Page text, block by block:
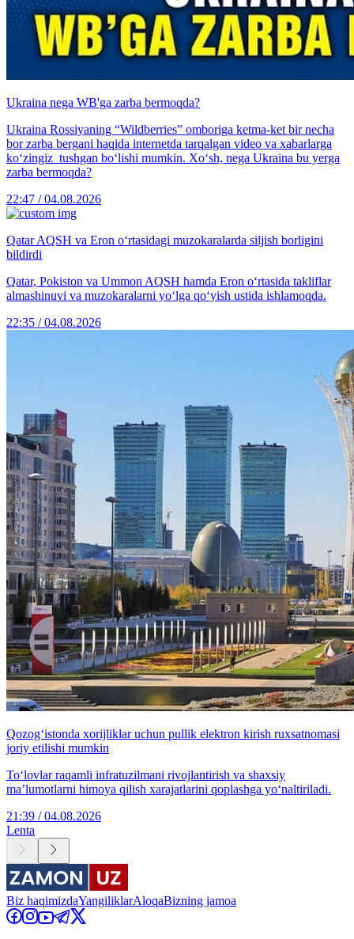
Ukraina nega WB'ga zarba bermoqda?
Ukraina Rossiyaning “Wildberries” omboriga ketma-ket bir necha
bor zarba bergani haqida internetda tarqalgan video va xabarlarga
ko‘zingiz tushgan bo‘lishi mumkin. Xo‘sh, nega Ukraina bu yerga
zarba bermoqda?
22:47 / 04.08.2026
Qatar AQSH va Eron o‘rtasidagi muzokaralarda siljish borligini
bildirdi
Qatar, Pokiston va Ummon AQSH hamda Eron o‘rtasida takliflar
almashinuvi va muzokaralarni yo‘lga qo‘yish ustida ishlamoqda.
22:35 / 04.08.2026
Qozog‘istonda xorijliklar uchun pullik elektron kirish ruxsatnomasi
joriy etilishi mumkin
To‘lovlar raqamli infratuzilmani rivojlantirish va shaxsiy
ma’lumotlarni himoya qilish xarajatlarini qoplashga yo‘naltiriladi.
21:39 / 04.08.2026
Lenta
Biz haqimizdaYangiliklarAloqaBizning jamoa